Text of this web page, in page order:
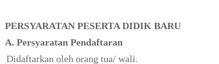
PERSYARATAN PESERTA DIDIK BARU
A. Persyaratan Pendaftaran
Didaftarkan oleh orang tua/ wali.